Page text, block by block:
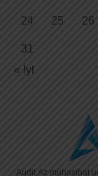
24 25 26
31
« İyl
Audit.Az mühasibat